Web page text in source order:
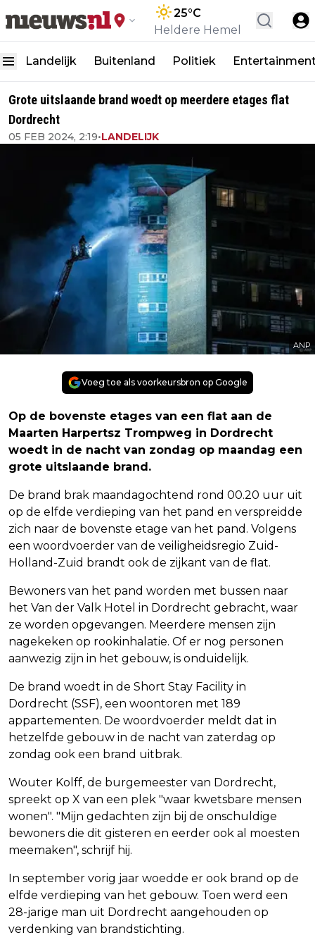
25°C
Heldere Hemel
Landelijk Buitenland Politiek
Grote uitslaande brand woedt op meerdere etages flat
Dordrecht
05 FEB 2024, 2:19•LANDELIJK
ANP
Voeg toe als voorkeursbron op Google
Op de bovenste etages van een flat aan de
Maarten Harpertsz Trompweg in Dordrecht
woedt in de nacht van zondag op maandag een
grote uitslaande brand.
De brand brak maandagochtend rond 00.20 uur uit
op de elfde verdieping van het pand en verspreidde
zich naar de bovenste etage van het pand. Volgens
een woordvoerder van de veiligheidsregio Zuid-
Holland-Zuid brandt ook de zijkant van de flat.
Bewoners van het pand worden met bussen naar
het Van der Valk Hotel in Dordrecht gebracht, waar
ze worden opgevangen. Meerdere mensen zijn
nagekeken op rookinhalatie. Of er nog personen
aanwezig zijn in het gebouw, is onduidelijk.
De brand woedt in de Short Stay Facility in
Dordrecht (SSF), een woontoren met 189
appartementen. De woordvoerder meldt dat in
hetzelfde gebouw in de nacht van zaterdag op
zondag ook een brand uitbrak.
Wouter Kolff, de burgemeester van Dordrecht,
spreekt op X van een plek "waar kwetsbare mensen
wonen". "Mijn gedachten zijn bij de onschuldige
bewoners die dit gisteren en eerder ook al moesten
meemaken", schrijf hij.
In september vorig jaar woedde er ook brand op de
elfde verdieping van het gebouw. Toen werd een
28-jarige man uit Dordrecht aangehouden op
verdenking van brandstichting.